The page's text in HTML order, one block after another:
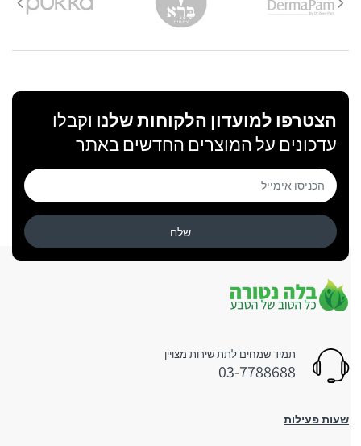
הצטרפו למועדון הלקוחות שלנווקבלו
עדכונים על המוצרים החדשים באתר
שלח
תמיד שמחים לתת שירות מצויין
03-7788688
שעות פעילות